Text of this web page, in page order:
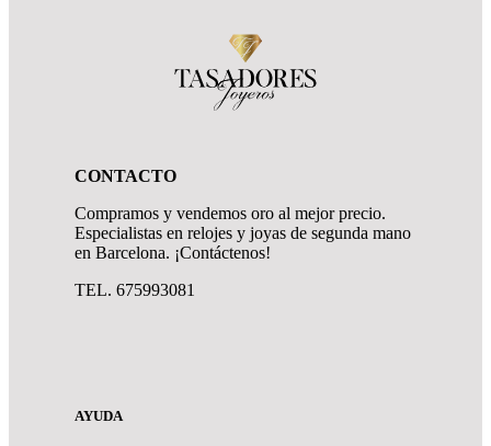
CONTACTO
Compramos y vendemos oro al mejor precio.
Especialistas en relojes y joyas de segunda mano
en Barcelona. ¡Contáctenos!
TEL. 675993081
AYUDA